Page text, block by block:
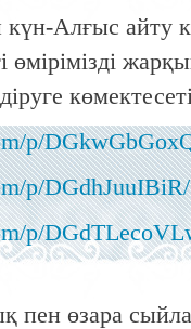
Алғыс айту
өмірімізді
p/
p/DGdhJuuIBiR/
p/
пен өзара